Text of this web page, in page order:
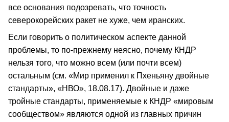
все основания подозревать, что точность
северокорейских ракет не хуже, чем иранских.
Если говорить о политическом аспекте данной
проблемы, то по-прежнему неясно, почему КНДР
нельзя того, что можно всем (или почти всем)
остальным (см. «Мир применил к Пхеньяну двойные
стандарты», «НВО», 18.08.17). Двойные и даже
тройные стандарты, применяемые к КНДР «мировым
сообществом» являются одной из главных причин